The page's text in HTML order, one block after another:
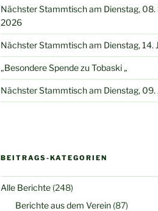
Nächster Stammtisch am Dienstag, 08.
2026
Nächster Stammtisch am Dienstag, 14.
„Besondere Spende zu Tobaski „
Nächster Stammtisch am Dienstag, 09.
BEITRAGS-KATEGORIEN
Alle Berichte (248)
Berichte aus dem Verein (87)